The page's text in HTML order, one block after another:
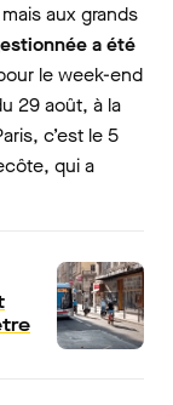
aux grands
a été
le week-end
29 août, à la
c’est le 5
qui a